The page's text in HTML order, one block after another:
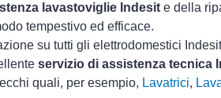
lavastoviglie Indesit e della
tempestivo ed efficace.
su tutti gli elettrodomestici
servizio di assistenza tecnica
quali, per esempio, Lavatrici,